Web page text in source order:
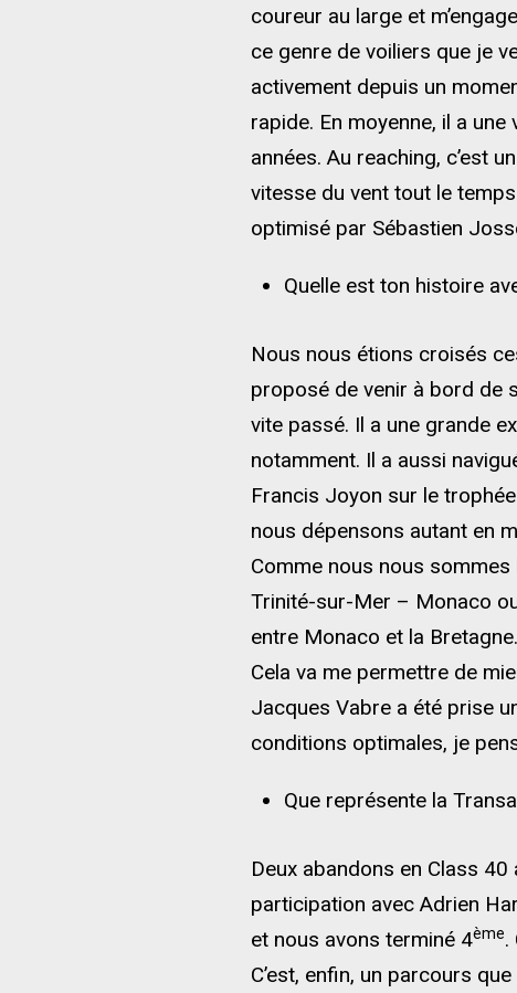
coureur au large et
ce genre de voiliers que je
activement depuis un
rapide. En moyenne, il a
années. Au reaching, c’est
vitesse du vent tout le
optimisé par Sébastien
Quelle est ton histoire
Nous nous étions croisés
proposé de venir à bord de
vite passé. Il a une grande
notamment. Il a aussi
Francis Joyon sur le
nous dépensons autant en
Comme nous nous
Trinité-sur-Mer – Monaco
entre Monaco et la
Cela va me permettre de
Jacques Vabre a été prise
conditions optimales, je
Que représente la
Deux abandons en Class
participation avec Adrien
et nous avons terminé 4ème.
C’est, enfin, un parcours